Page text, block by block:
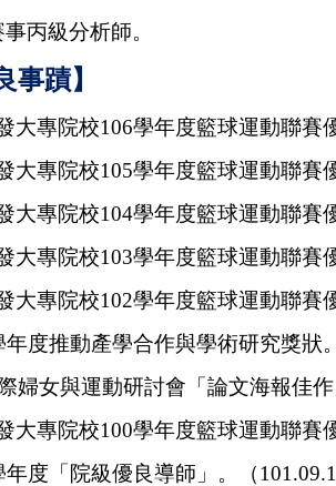
丙級分析師。
事蹟】
大專院校106學年度籃球運動聯賽
大專院校105學年度籃球運動聯賽
大專院校104學年度籃球運動聯賽
大專院校103學年度籃球運動聯賽
大專院校102學年度籃球運動聯賽
年度推動產學合作與學術研究獎狀
婦女與運動研討會「論文海報佳
大專院校100學年度籃球運動聯賽
度「院級優良導師」。（